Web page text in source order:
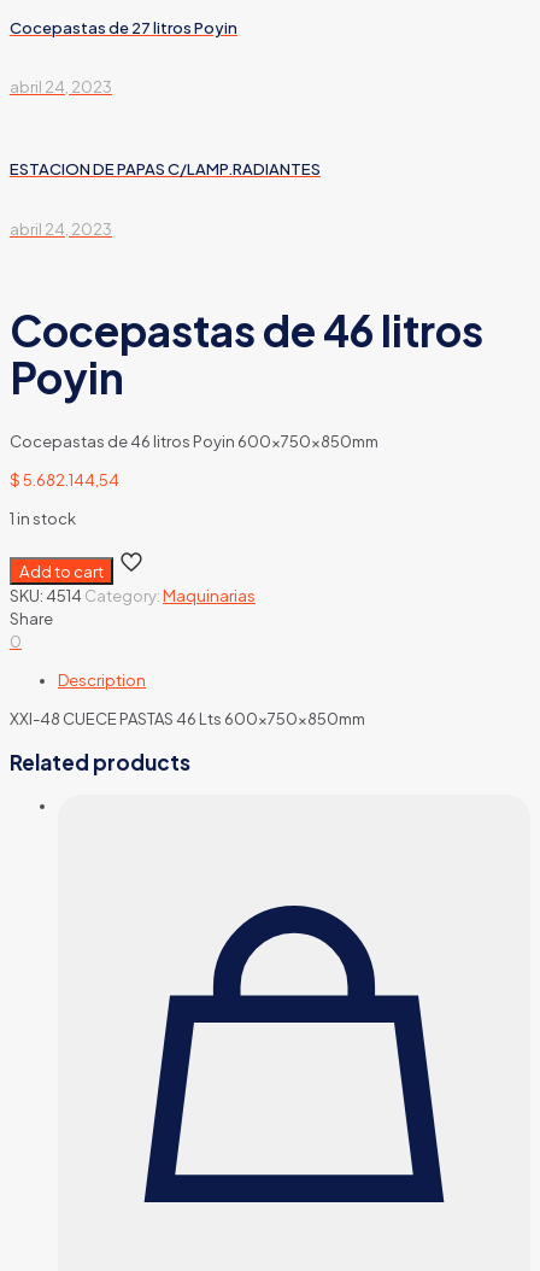
Cocepastas de 27 litros Poyin
abril 24, 2023
ESTACION DE PAPAS C/LAMP.RADIANTES
abril 24, 2023
Cocepastas de 46 litros
Poyin
Cocepastas de 46 litros Poyin 600x750x850mm
$5.682.144,54
1 in stock
Add to cart
SKU: 4514 Category:Maquinarias
Share
0
Description
XXI-48 CUECE PASTAS 46 Lts 600x750x850mm
Related products